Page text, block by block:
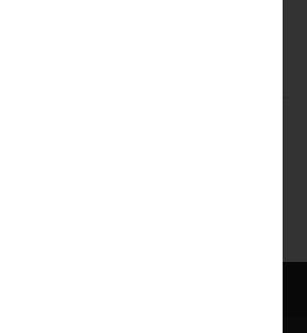
im Sinne der Finanzanalyse-Vorschriften
Sie unter